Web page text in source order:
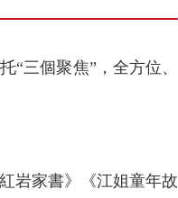
三個聚焦”，全方位、
岩家書》《江姐童年故